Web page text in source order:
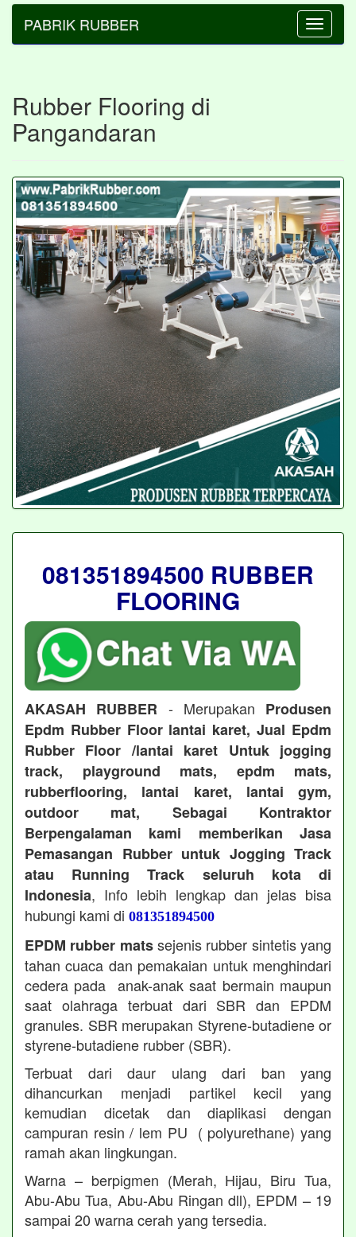
Toggle
PABRIK RUBBER
Rubber Flooring di
Pangandaran
081351894500 RUBBER
FLOORING
AKASAH RUBBER - Merupakan Produsen
Epdm Rubber Floor lantai karet, Jual Epdm
Rubber Floor /lantai karet Untuk jogging
track, playground mats, epdm mats,
rubberflooring, lantai karet, lantai gym,
outdoor mat, Sebagai Kontraktor
Berpengalaman kami memberikan Jasa
Pemasangan Rubber untuk Jogging Track
atau Running Track seluruh kota di
Indonesia, Info lebih lengkap dan jelas bisa
hubungi kami di 081351894500
EPDM rubber matssejenis rubber sintetis yang
tahan cuaca dan pemakaian untuk menghindari
cedera pada anak-anak saat bermain maupun
saat olahraga terbuat dari SBR dan EPDM
granules. SBR merupakan Styrene-butadiene or
styrene-butadiene rubber (SBR).
Terbuat dari daur ulang dari ban yang
dihancurkan menjadi partikel kecil yang
kemudian dicetak dan diaplikasi dengan
campuran resin / lem PU ( polyurethane) yang
ramah akan lingkungan.
Warna – berpigmen (Merah, Hijau, Biru Tua,
Abu-Abu Tua, Abu-Abu Ringan dll), EPDM – 19
sampai 20 warna cerah yang tersedia.